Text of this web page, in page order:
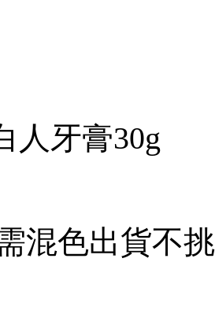
人牙膏30g
混色出貨不